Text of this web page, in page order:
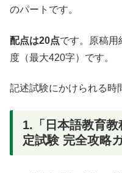
のパートです。
配点は20点です。原稿用
度（最大420字）です。
記述試験にかけられる時
1.「日本語教育
定試験 完全攻略